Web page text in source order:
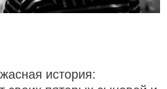
история: